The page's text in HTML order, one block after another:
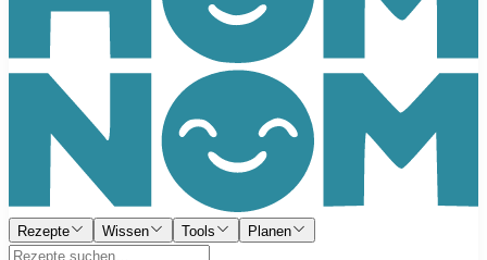
Rezepte Wissen Tools Planen